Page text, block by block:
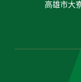
高雄市大